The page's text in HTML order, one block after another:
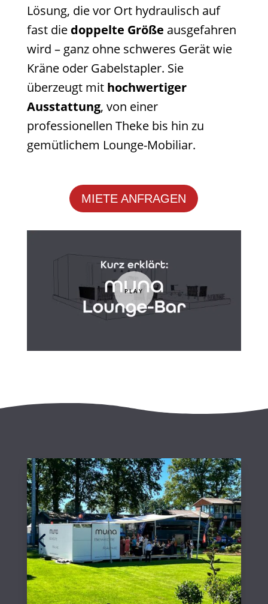
Lösung, die vor Ort hydraulisch auf
fast die doppelte Größe ausgefahren
wird – ganz ohne schweres Gerät wie
Kräne oder Gabelstapler. Sie
überzeugt mit hochwertiger
Ausstattung, von einer
professionellen Theke bis hin zu
gemütlichem Lounge-Mobiliar.
MIETE ANFRAGEN